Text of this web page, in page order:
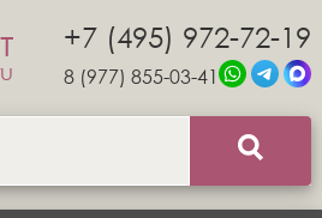
+7 (495) 972-72-19
8 (977) 855-03-41